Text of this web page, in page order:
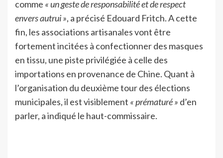
comme « un geste de responsabilité et de respect
envers autrui », a précisé Edouard Fritch. A cette
fin, les associations artisanales vont être
fortement incitées à confectionner des masques
en tissu, une piste privilégiée à celle des
importations en provenance de Chine. Quant à
l’organisation du deuxième tour des élections
municipales, il est visiblement « prématuré » d’en
parler, a indiqué le haut-commissaire.